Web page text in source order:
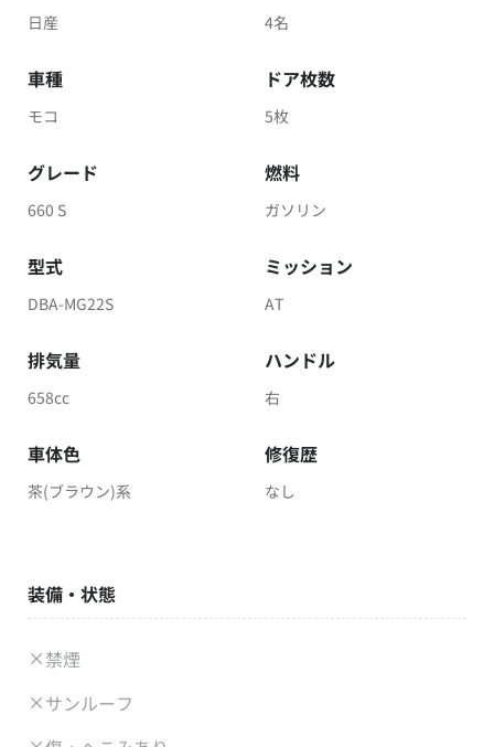
日産 4名
車種
モコ
ドア枚数
5枚
グレード
660 S
燃料
ガソリン
型式
DBA-MG22S
ミッション
AT
排気量
658cc
ハンドル
右
車体色
茶(ブラウン)系
修復歴
なし
装備・状態
禁煙
サンルーフ